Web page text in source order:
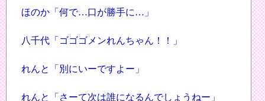
ほのか「何で…口が勝手に…」
八千代「ゴゴゴメンれんちゃん！！」
れんと「別にいーですよー」
れんと「さーて次は誰になるんでしょうねー」